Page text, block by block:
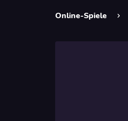
Online-Spiele